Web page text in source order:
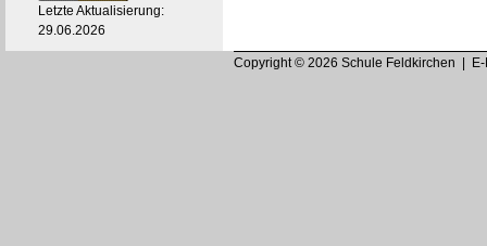
Letzte Aktualisierung:
29.06.2026
Copyright © 2026 Schule Feldkirchen |